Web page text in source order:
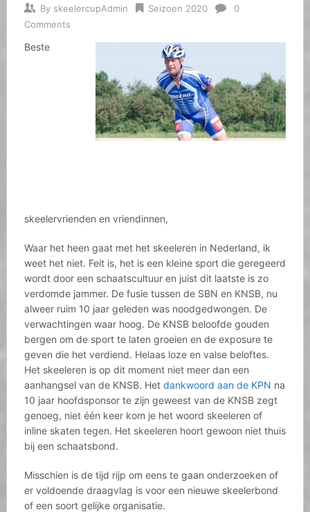
By skeelercupAdmin Seizoen 2020
0
Comments
Beste
skeelervrienden en vriendinnen,
Waar het heen gaat met het skeeleren in Nederland, ik
weet het niet. Feit is, het is een kleine sport die geregeerd
wordt door een schaatscultuur en juist dit laatste is zo
verdomde jammer. De fusie tussen de SBN en KNSB, nu
alweer ruim 10 jaar geleden was noodgedwongen. De
verwachtingen waar hoog. De KNSB beloofde gouden
bergen om de sport te laten groeien en de exposure te
geven die het verdiend. Helaas loze en valse beloftes.
Het skeeleren is op dit moment niet meer dan een
aanhangsel van de KNSB. Het dankwoord aan de KPN na
10 jaar hoofdsponsor te zijn geweest van de KNSB zegt
genoeg, niet één keer kom je het woord skeeleren of
inline skaten tegen. Het skeeleren hoort gewoon niet thuis
bij een schaatsbond.
Misschien is de tijd rijp om eens te gaan onderzoeken of
er voldoende draagvlag is voor een nieuwe skeelerbond
of een soort gelijke organisatie.